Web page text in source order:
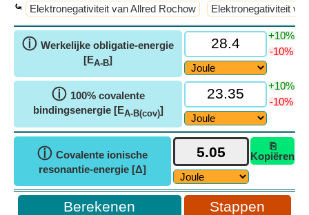
⤿ Elektronegativiteit van Allred Rochow Elektronegativiteit
ⓘ Werkelijke obligatie-energie
[EA-B]
+10%
-10%
ⓘ 100% covalente
bindingsenergie [EA-B(cov)]
+10%
-10%
ⓘ Covalente ionische
resonantie-energie [Δ]
⎘
Kopiëren
Stappen